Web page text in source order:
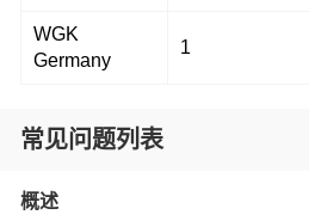
WGK
Germany
1
常见问题列表
概述